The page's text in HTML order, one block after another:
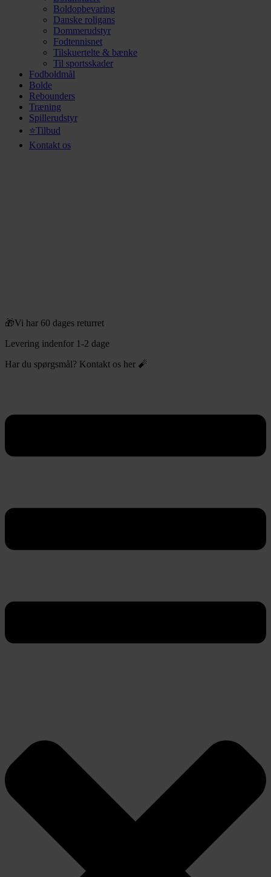
Boldopbevaring
Danske roligans
Dommerudstyr
Fodtennisnet
Tilskuertelte & bænke
Til sportsskader
Fodboldmål
Bolde
Rebounders
Træning
Spillerudstyr
⭐Tilbud
Kontakt os
🎁Vi har 60 dages returret
Levering indenfor 1-2 dage
Har du spørgsmål? Kontakt os her 🧨